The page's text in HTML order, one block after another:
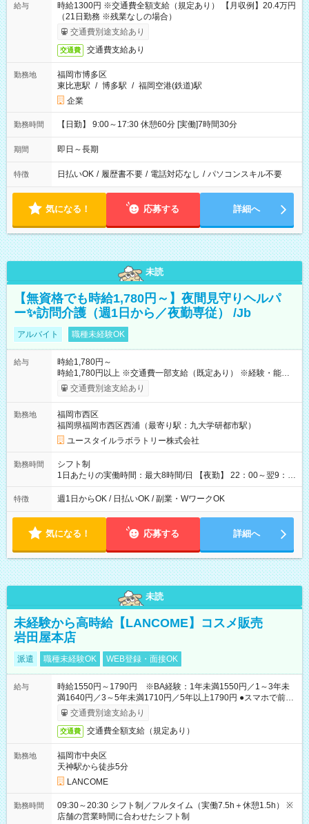
給与
時給1300円 ※交通費全額支給（規定あり） 【月収例】20.4万円
（21日勤務 ※残業なしの場合）
交通費別途支給あり
交通費 交通費支給あり
勤務地
福岡市博多区
東比恵駅 / 博多駅 / 福岡空港(鉄道)駅
企業
勤務時間 【日勤】 9:00～17:30 休憩60分 [実働]7時間30分
期間 即日～長期
特徴 日払いOK / 履歴書不要 / 電話対応なし / パソコンスキル不要
気になる！ 応募する 詳細へ
未読
【無資格でも時給1,780円～】夜間見守りヘルパ
ー✨訪問介護（週1日から／夜勤専従） /Jb
アルバイト 職種未経験OK
給与
時給1,780円～
時給1,780円以上 ※交通費一部支給（既定あり） ※経験・能力を
考慮して決定します 【収入例】 週1回勤務の場合：1,780円×8時
間×4回=5万6,960円 週3回勤務の場合：1,780円×8時間×12回
月 ※ 雇用形態と給与に、本採用時と異なる部分があります。 雇
用形態：本採用時と同じです。 給与：時給 1,490円以上
交通費別途支給あり
勤務地
福岡市西区
福岡県福岡市西区西浦（最寄り駅：九大学研都市駅）
ユースタイルラボラトリー株式会社
勤務時間
シフト制
1日あたりの実働時間：最大8時間/日 【夜勤】 22：00～翌9：
00 ※週1日～OK ／ 夜勤専従 ＊＊ 勤務時間例 ＊＊ ■22時か
ら翌7時 ■23時から翌8時 ■24時から翌9時 など ※上記の時間
ます。 ※曜日固定（毎週同じ曜日での勤務となります）
特徴 週1日からOK / 日払いOK / 副業・WワークOK
気になる！ 応募する 詳細へ
未読
未経験から高時給【LANCOME】コスメ販売
岩田屋本店
派遣 職種未経験OK WEB登録・面接OK
給与
時給1550円～1790円 ※BA経験：1年未満1550円／1～3年未
満1640円／3～5年未満1710円／5年以上1790円 ●スマホで前払
いOK（※上限、条件あり）
交通費別途支給あり
交通費 交通費全額支給（規定あり）
勤務地
福岡市中央区
天神駅から徒歩5分
LANCOME
勤務時間
09:30～20:30 シフト制／フルタイム（実働7.5h＋休憩1.5h） ※
店舗の営業時間に合わせたシフト制